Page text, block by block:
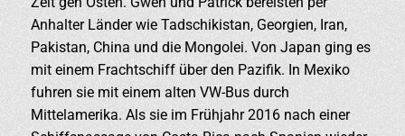
Anhalter Länder wie Tadschikistan, Georgien, Iran,
Pakistan, China und die Mongolei. Von Japan ging es
mit einem Frachtschiff über den Pazifik. In Mexiko
fuhren sie mit einem alten VW-Bus durch
Mittelamerika. Als sie im Frühjahr 2016 nach einer